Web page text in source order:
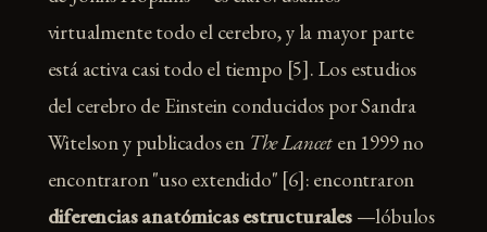
virtualmente todo el cerebro, y la mayor parte
está activa casi todo el tiempo [5]. Los estudios
del cerebro de Einstein conducidos por Sandra
Witelson y publicados en The Lanceten 1999 no
encontraron "uso extendido" [6]: encontraron
diferencias anatómicas estructurales—lóbulos